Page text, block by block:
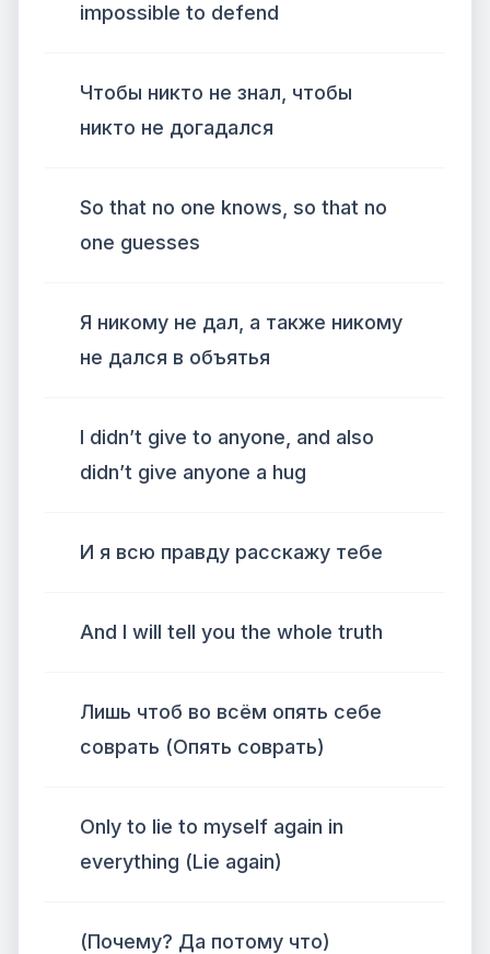
impossible to defend
Чтобы никто не знал, чтобы
никто не догадался
So that no one knows, so that no
one guesses
Я никому не дал, а также никому
не дался в объятья
I didn’t give to anyone, and also
didn’t give anyone a hug
И я всю правду расскажу тебе
And I will tell you the whole truth
Лишь чтоб во всём опять себе
соврать (Опять соврать)
Only to lie to myself again in
everything (Lie again)
(Почему? Да потому что)